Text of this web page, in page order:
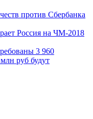
против Сбербанка
Россия на ЧМ-2018
3 960
руб будут